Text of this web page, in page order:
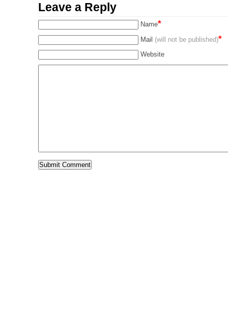
Leave a Reply
Name*
Mail (will not be published)*
Website